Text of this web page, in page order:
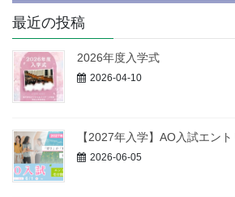
最近の投稿
2026年度入学式
2026-04-10
【2027年入学】AO入試エン
2026-06-05